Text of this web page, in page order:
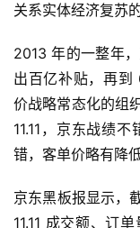
关系实体经济复苏
2013 年的一整年
出百亿补贴，再到
价战略常态化的组
11.11，京东战绩
错，客单价略有降
京东黑板报显示，
11.11 成交额、订